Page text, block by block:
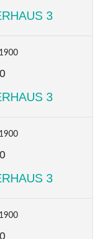
3
3
3